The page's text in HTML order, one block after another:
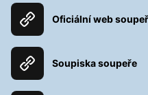
Oficiální web
Soupiska soupeře